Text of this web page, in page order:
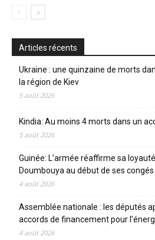
Articles récents
Ukraine : une quinzaine de morts
la région de Kiev
5 août 2026
Kindia: Au moins 4 morts dans un
5 août 2026
Guinée: L’armée réaffirme sa
Doumbouya au début de ses congés
4 août 2026
Assemblée nationale : les députés
accords de financement pour
4 août 2026